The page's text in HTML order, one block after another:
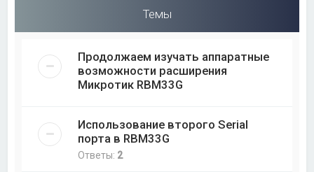
Темы
Продолжаем изучать аппаратные
возможности расширения
Микротик RBM33G
Использование второго Serial
порта в RBM33G
Ответы: 2